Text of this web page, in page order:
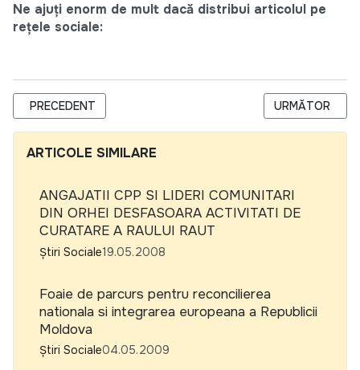
Ne ajuți enorm de mult dacă distribui articolul pe
rețele sociale:
ARTICOL PRECEDENT: IN EUROPA PRIN INTERNET
PRECEDENT ARTICOLUL
URMĂTOR
ARTICOLE SIMILARE
ANGAJATII CPP SI LIDERI COMUNITARI
DIN ORHEI DESFASOARA ACTIVITATI DE
CURATARE A RAULUI RAUT
Știri Sociale19.05.2008
Foaie de parcurs pentru reconcilierea
nationala si integrarea europeana a Republicii
Moldova
Știri Sociale04.05.2009